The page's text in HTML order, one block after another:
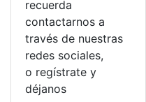
recuerda
contactarnos a
través de nuestras
redes sociales,
o regístrate y
déjanos